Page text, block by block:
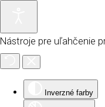
Nástroje pre uľahčenie
Inverzné farby